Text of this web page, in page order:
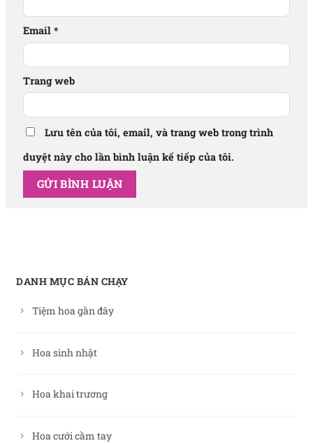
Email *
Trang web
Lưu tên của tôi, email, và trang web trong trình
duyệt này cho lần bình luận kế tiếp của tôi.
DANH MỤC BÁN CHẠY
Tiệm hoa gần đây
Hoa sinh nhật
Hoa khai trương
Hoa cưới cầm tay